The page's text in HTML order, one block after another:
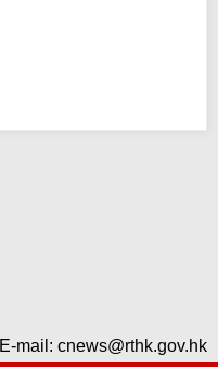
E-mail: cnews@rthk.gov.hk